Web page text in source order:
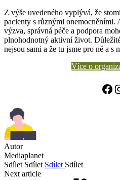
Z výše uvedeného vyplývá, že
pacienty s různými onemocněními.
výzva, správná péče a podpora
plnohodnotný aktivní život.
nejsou sami a že tu jsme pro ně a s
Více o
Autor
Mediaplanet
Sdílet Sdílet Sdílet Sdílet
Next article